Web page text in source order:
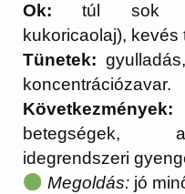
Ok: túl sok
kukoricaolaj),
Tünetek:
koncentrációzavar.
Következmények:
betegségek,
idegrendszeri
Megoldás:jó